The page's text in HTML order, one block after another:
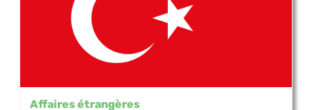
Affaires étrangères